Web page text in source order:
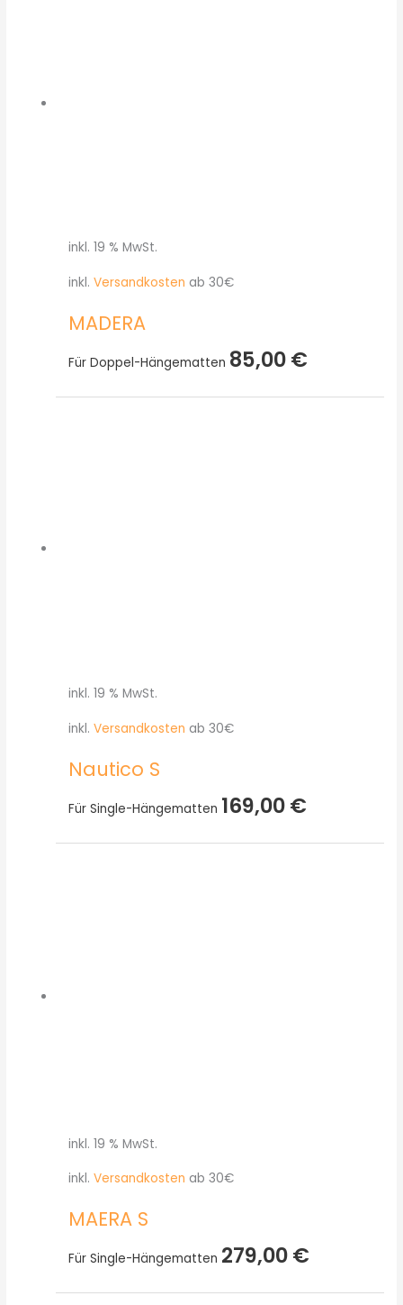
inkl. 19 % MwSt.
inkl. Versandkosten ab 30€
MADERA
Für Doppel-Hängematten 85,00€
inkl. 19 % MwSt.
inkl. Versandkosten ab 30€
Nautico S
Für Single-Hängematten 169,00€
inkl. 19 % MwSt.
inkl. Versandkosten ab 30€
MAERA S
Für Single-Hängematten 279,00€